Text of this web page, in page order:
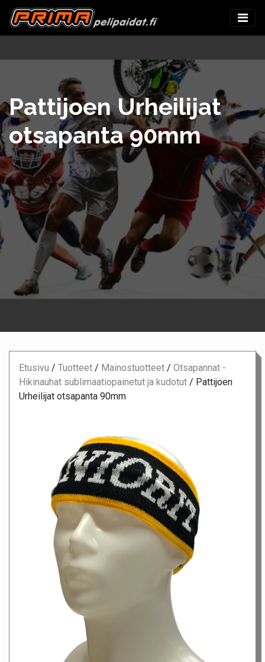
Pattijoen Urheilijat
otsapanta 90mm
Etusivu / Tuotteet / Mainostuotteet / Otsapannat -
Hikinauhat sublimaatiopainetut ja kudotut / Pattijoen
Urheilijat otsapanta 90mm